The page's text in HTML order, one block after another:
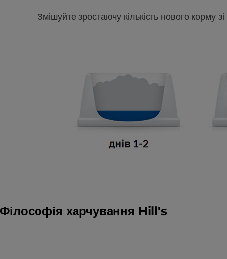
Змішуйте зростаючу кількість нового корму
Філософія харчування Hill's